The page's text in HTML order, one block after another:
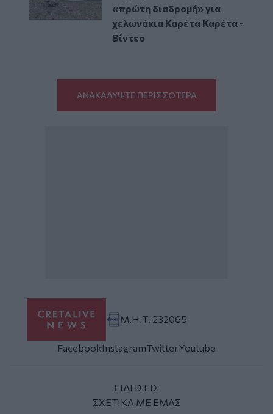
«πρώτη διαδρομή» για
χελωνάκια Καρέτα Καρέτα -
Βίντεο
ΑΝΑΚΑΛΥΨΤΕ ΠΕΡΙΣΣΟΤΕΡΑ
Μ.Η.Τ. 232065
FacebookInstagramTwitterYoutube
ΕΙΔΗΣΕΙΣ
ΣΧΕΤΙΚΑ ΜΕ ΕΜΑΣ